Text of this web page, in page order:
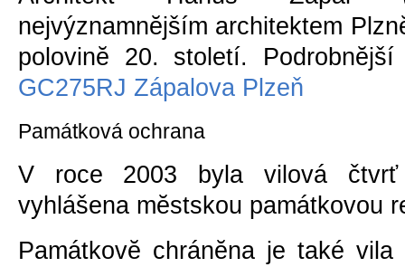
nejvýznamnĕjším architektem
polovinĕ 20. století.
GC275RJ Zápalova Plzeň
Památková ochrana
V roce 2003 byla vilová
vyhlášena mĕstskou památkovou
Památkovĕ chránĕna je také